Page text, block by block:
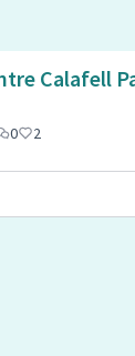
Calafell
0 2